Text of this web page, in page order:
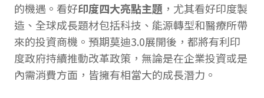
的機遇。看好印度四大亮點主題 ，尤其看好印度製
造、全球成長題材包括科技、能源轉型和醫療所帶
來的投資商機。預期莫迪3.0展開後，都將有利印
度政府持續推動改革政策，無論是在企業投資或是
內需消費方面，皆擁有相當大的成長潛力。